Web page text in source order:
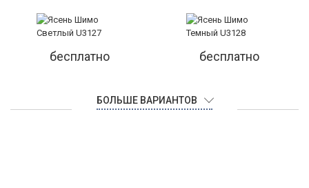
бесплатно бесплатно
БОЛЬШЕ ВАРИАНТОВ